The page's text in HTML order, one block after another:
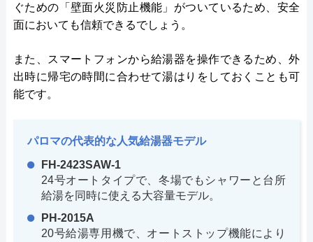
ぐための「壁面火災防止機能」がついているため、安全
面においても信頼できるでしょう。
また、スマートフォンから給湯器を操作できるため、外
出時に帰宅の時間に合わせて湯はりをしておくことも可
能です。
パロマの代表的な人気給湯器モデル
FH-2423SAW-1
24号オートタイプで、冬場でもシャワーと台所
給湯を同時に使える大容量モデル。
PH-2015A
20号給湯専用機で、オートストップ機能により